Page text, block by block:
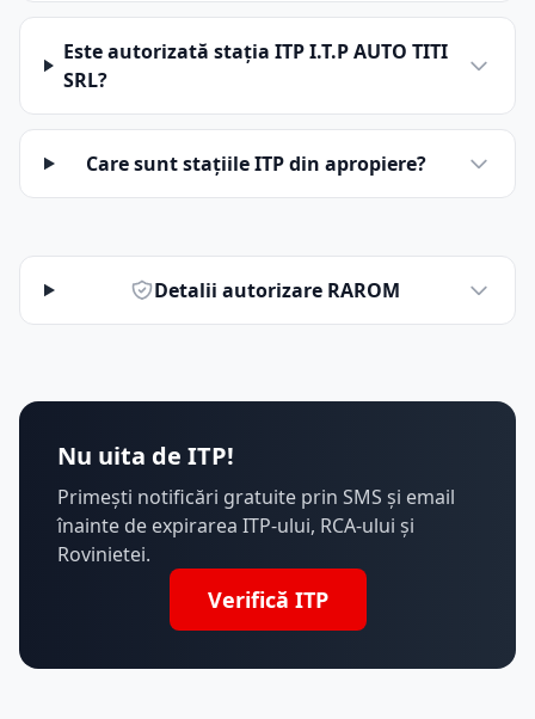
Este autorizată stația ITP I.T.P AUTO TITI
SRL?
Care sunt stațiile ITP din apropiere?
Detalii autorizare RAROM
Nu uita de ITP!
Primești notificări gratuite prin SMS și email
înainte de expirarea ITP-ului, RCA-ului și
Rovinietei.
Verifică ITP